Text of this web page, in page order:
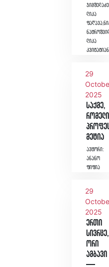
ლიკა
ლიკა
29
2025
საქმე,
მეტია
ავტორი:
ანანო
ფიფია
29
2025
ერთი
სივრცე,
ორი
ამბავი